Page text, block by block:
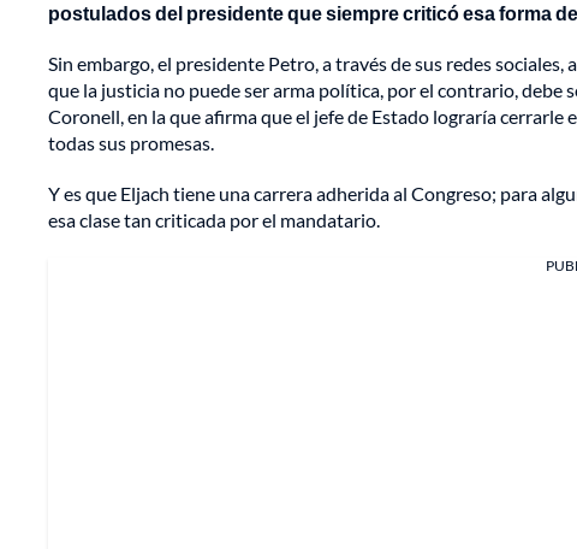
postulados del presidente que siempre criticó esa forma
Sin embargo, el presidente Petro, a través de sus redes
que la justicia no puede ser arma política, por el contrario, debe
Coronell, en la que afirma que el jefe de Estado lograría cerrarle
todas sus promesas.
Y es que Eljach tiene una carrera adherida al Congreso; para
esa clase tan criticada por el mandatario.